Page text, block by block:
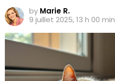
by Marie R.
9 juillet 2025, 13 h 00 min